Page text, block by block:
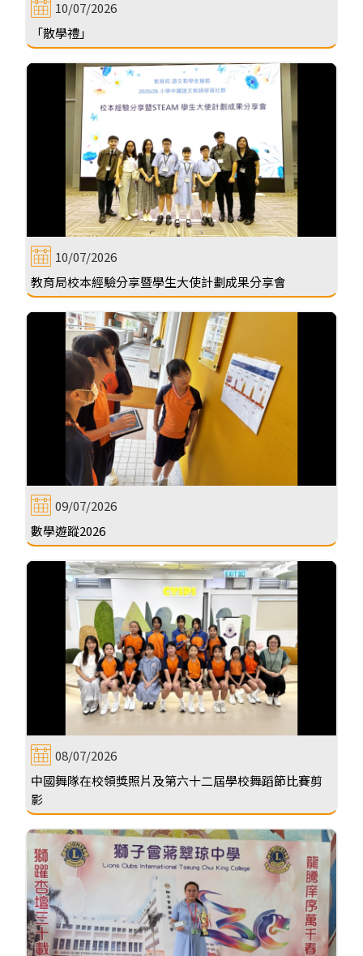
10/07/2026
「散學禮」
10/07/2026
教育局校本經驗分享暨學生大使計劃成果分享會
09/07/2026
數學遊蹤2026
08/07/2026
中國舞隊在校領獎照片及第六十二屆學校舞蹈節比賽剪
影